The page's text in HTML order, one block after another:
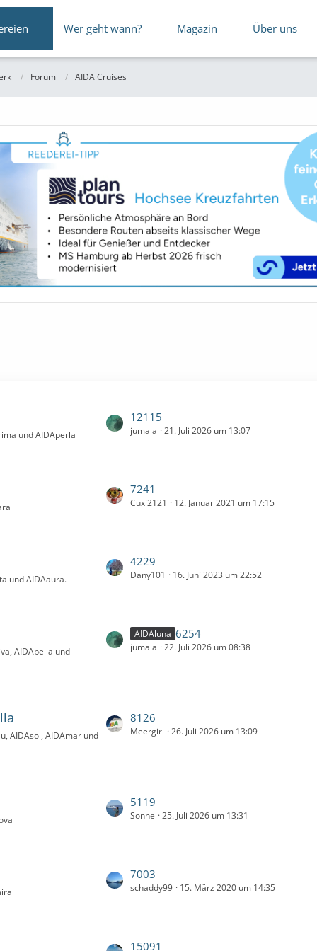
Wer geht wann? Magazin Über uns
Forum AIDA Cruises
und AIDAperla
L
e
e
t
r
12115
jumala 21. Juli 2026 um 13:07
L
e
e
t
r
7241
Cuxi2121 12. Januar 2021 um 17:15
und AIDAaura.
L
e
e
r
ä
4229
Dany101 16. Juni 2023 um 22:52
AIDAbella und
L
e
B
ä
g
AIDAluna 6254
jumala 22. Juli 2026 um 08:38
AIDAsol, AIDAmar und
L
e
B
r
ä
8126
Meergirl 26. Juli 2026 um 13:09
L
e
e
t
5119
Sonne 25. Juli 2026 um 13:31
L
e
7003
schaddy99 15. März 2020 um 14:35
L
15091